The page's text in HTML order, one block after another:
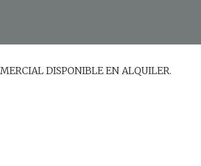
DISPONIBLE EN ALQUILER.